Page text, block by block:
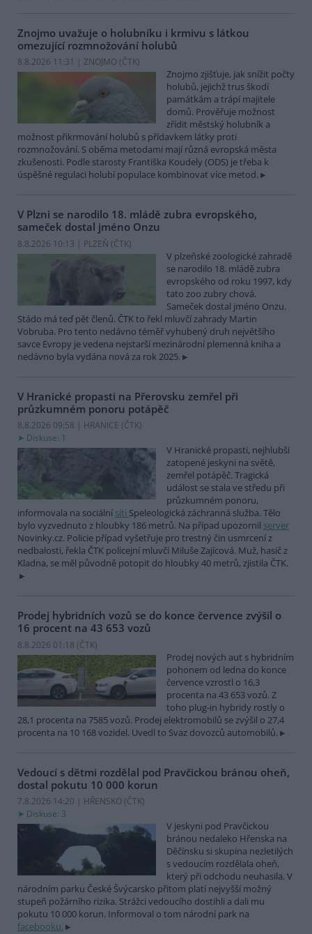
Znojmo uvažuje o holubníku i krmivu s látkou
omezující rozmnožování holubů
8.8.2026 11:31 | ZNOJMO (ČTK)
Znojmo zjišťuje, jak snížit počty
holubů, jejichž trus škodí
památkám a trápí majitele
domů. Prověřuje možnost
zřídit městský holubník a
možnost přikrmování holubů s přídavkem látky proti
rozmnožování. S oběma metodami mají různá evropská města
zkušenosti. Podle starosty Františka Koudely (ODS) je třeba k
úspěšné regulaci holubí populace kombinovat více metod.
V Plzni se narodilo 18. mládě zubra evropského,
sameček dostal jméno Onzu
8.8.2026 10:13 | PLZEŇ (ČTK)
V plzeňské zoologické zahradě
se narodilo 18. mládě zubra
evropského od roku 1997, kdy
tato zoo zubry chová.
Sameček dostal jméno Onzu.
Stádo má teď pět členů. ČTK to řekl mluvčí zahrady Martin
Vobruba. Pro tento nedávno téměř vyhubený druh největšího
savce Evropy je vedena nejstarší mezinárodní plemenná kniha a
nedávno byla vydána nová za rok 2025.
V Hranické propasti na Přerovsku zemřel při
průzkumném ponoru potápěč
8.8.2026 09:58 | HRANICE (ČTK)
Diskuse: 1
V Hranické propasti, nejhlubší
zatopené jeskyni na světě,
zemřel potápěč. Tragická
událost se stala ve středu při
průzkumném ponoru,
informovala na sociální síti Speleologická záchranná služba. Tělo
bylo vyzvednuto z hloubky 186 metrů. Na případ upozornil server
Novinky.cz. Policie případ vyšetřuje pro trestný čin usmrcení z
nedbalosti, řekla ČTK policejní mluvčí Miluše Zajícová. Muž, hasič z
Kladna, se měl původně potopit do hloubky 40 metrů, zjistila ČTK.
Prodej hybridních vozů se do konce července zvýšil o
16 procent na 43 653 vozů
8.8.2026 01:18 (ČTK)
Prodej nových aut s hybridním
pohonem od ledna do konce
července vzrostl o 16,3
procenta na 43 653 vozů. Z
toho plug-in hybridy rostly o
28,1 procenta na 7585 vozů. Prodej elektromobilů se zvýšil o 27,4
procenta na 10 168 vozidel. Uvedl to Svaz dovozců automobilů.
Vedoucí s dětmi rozdělal pod Pravčickou bránou oheň,
dostal pokutu 10 000 korun
7.8.2026 14:20 | HŘENSKO (ČTK)
Diskuse: 3
V jeskyni pod Pravčickou
bránou nedaleko Hřenska na
Děčínsku si skupina nezletilých
s vedoucím rozdělala oheň,
který při odchodu neuhasila. V
národním parku České Švýcarsko přitom platí nejvyšší možný
stupeň požárního rizika. Strážci vedoucího dostihli a dali mu
pokutu 10 000 korun. Informoval o tom národní park na
facebooku.